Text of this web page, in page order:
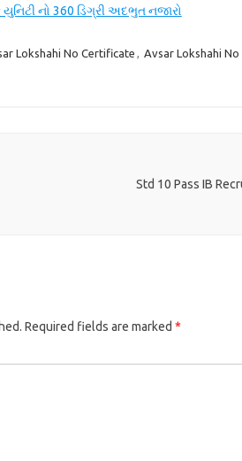
નો 360 ડિગ્રી અદભુત નજારો
Lokshahi No Certificate , Avsar Lokshahi
Std 10 Pass IB
Required fields are marked *